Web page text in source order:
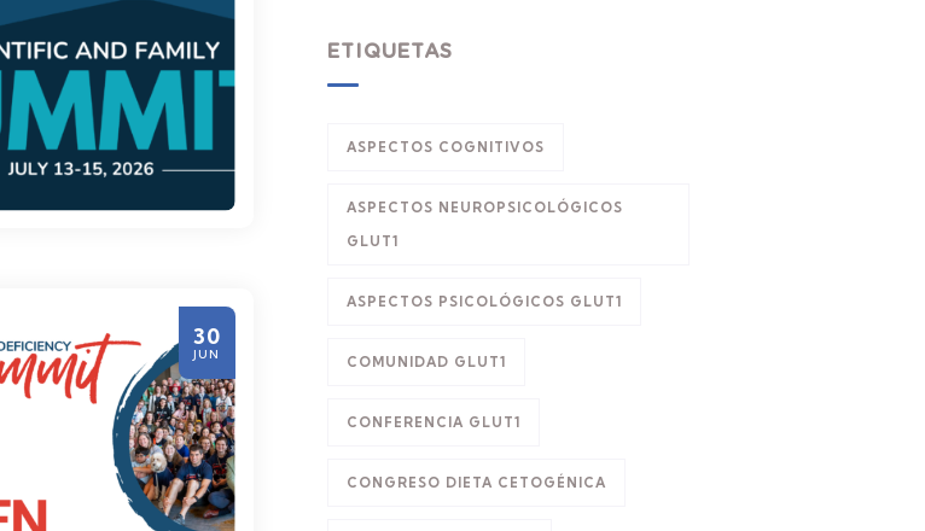
30
JUN
ETIQUETAS
ASPECTOS COGNITIVOS
ASPECTOS NEUROPSICOLÓGICOS
GLUT1
ASPECTOS PSICOLÓGICOS GLUT1
COMUNIDAD GLUT1
CONFERENCIA GLUT1
CONGRESO DIETA CETOGÉNICA